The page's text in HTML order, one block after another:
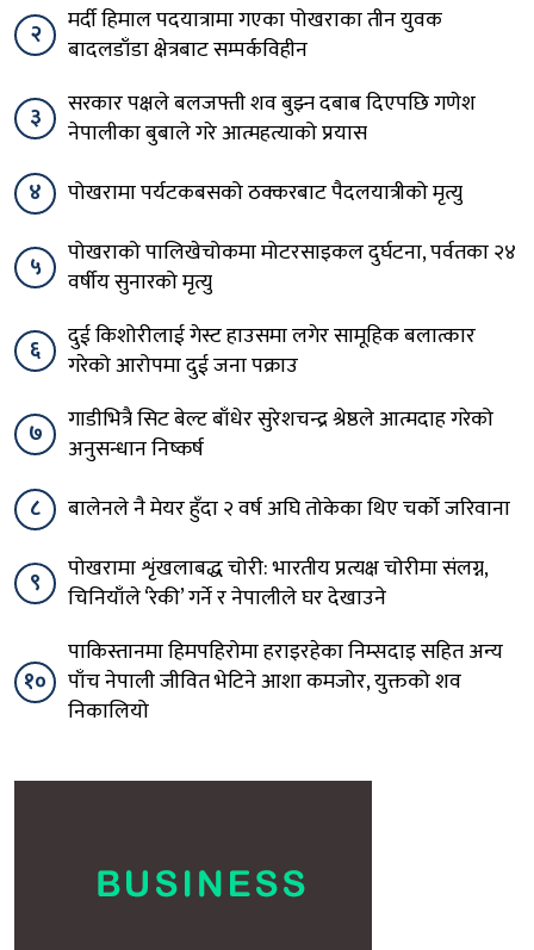
२
मर्दी हिमाल पदयात्रामा गएका पोखराका तीन युवक
बादलडाँडा क्षेत्रबाट सम्पर्कविहीन
३
सरकार पक्षले बलजफ्ती शव बुझ्न दबाब दिएपछि गणेश
नेपालीका बुबाले गरे आत्महत्याको प्रयास
४
पोखरामा पर्यटकबसको ठक्करबाट पैदलयात्रीको मृत्यु
५
पोखराको पालिखेचोकमा मोटरसाइकल दुर्घटना, पर्वतका २४
वर्षीय सुनारको मृत्यु
६
दुई किशोरीलाई गेस्ट हाउसमा लगेर सामूहिक बलात्कार
गरेको आरोपमा दुई जना पक्राउ
७
गाडीभित्रै सिट बेल्ट बाँधेर सुरेशचन्द्र श्रेष्ठले आत्मदाह गरेको
अनुसन्धान निष्कर्ष
८
बालेनले नै मेयर हुँदा २ वर्ष अघि तोकेका थिए चर्को जरिवाना
९
पोखरामा शृंखलाबद्ध चोरी: भारतीय प्रत्यक्ष चोरीमा संलग्न,
चिनियाँले ‘रेकी’ गर्ने र नेपालीले घर देखाउने
१०
पाकिस्तानमा हिमपहिरोमा हराइरहेका निम्सदाइ सहित अन्य
पाँच नेपाली जीवित भेटिने आशा कमजोर, युक्तको शव
निकालियो